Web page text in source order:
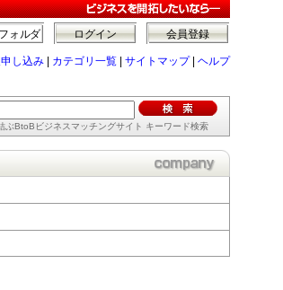
会員登録
ログイン
ォルダ
し込み カテゴリ一覧 サイトマップ| ヘルプ
ぶBtoBビジネスマッチングサイト キーワード検索